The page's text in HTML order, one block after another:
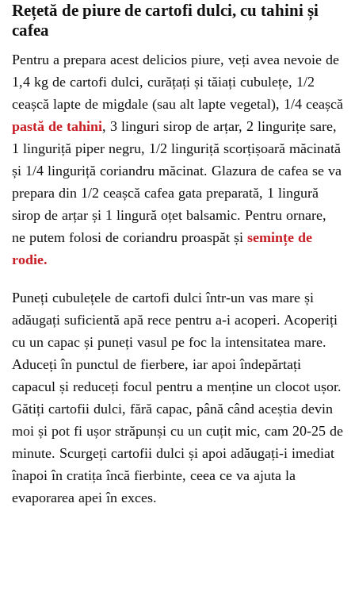
Rețetă de piure de cartofi dulci, cu tahini și
cafea
Pentru a prepara acest delicios piure, veți avea nevoie de
1,4 kg de cartofi dulci, curățați și tăiați cubulețe, 1/2
ceașcă lapte de migdale (sau alt lapte vegetal), 1/4 ceașcă
pastă de tahini, 3 linguri sirop de arțar, 2 lingurițe sare,
1 linguriță piper negru, 1/2 linguriță scorțișoară măcinată
și 1/4 linguriță coriandru măcinat. Glazura de cafea se va
prepara din 1/2 ceașcă cafea gata preparată, 1 lingură
sirop de arțar și 1 lingură oțet balsamic. Pentru ornare,
ne putem folosi de coriandru proaspăt și semințe de
rodie.
Puneți cubulețele de cartofi dulci într-un vas mare și
adăugați suficientă apă rece pentru a-i acoperi. Acoperiți
cu un capac și puneți vasul pe foc la intensitatea mare.
Aduceți în punctul de fierbere, iar apoi îndepărtați
capacul și reduceți focul pentru a menține un clocot ușor.
Gătiți cartofii dulci, fără capac, până când aceștia devin
moi și pot fi ușor străpunși cu un cuțit mic, cam 20-25 de
minute. Scurgeți cartofii dulci și apoi adăugați-i imediat
înapoi în cratița încă fierbinte, ceea ce va ajuta la
evaporarea apei în exces.